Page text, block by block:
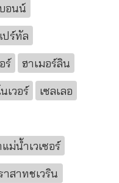
อนน์
ปร์ทัล
ร์
ฮาเมอร์ลิน
เวอร์
เซลเลอ
ม่น้ำเวเซอร์
าสาทชเวริน